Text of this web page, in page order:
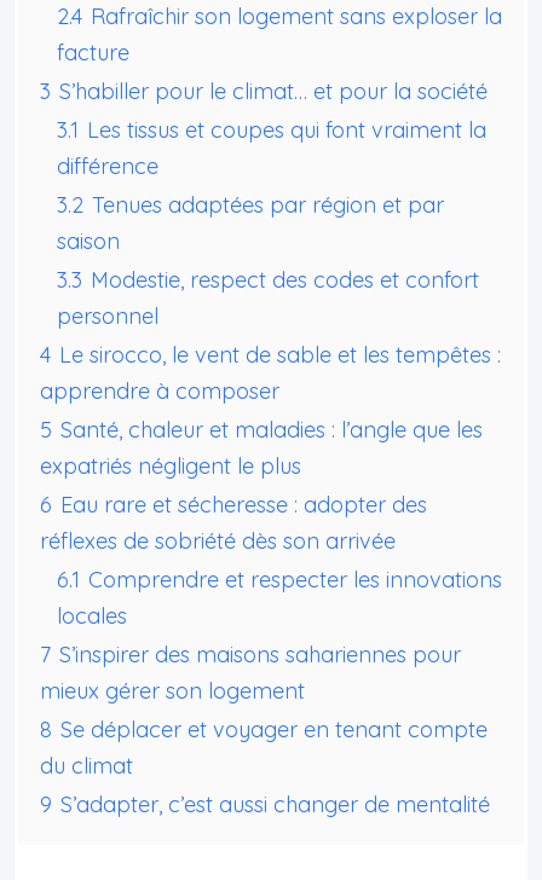
2.4 Rafraîchir son logement sans exploser la
facture
3 S’habiller pour le climat… et pour la société
3.1 Les tissus et coupes qui font vraiment la
différence
3.2 Tenues adaptées par région et par
saison
3.3 Modestie, respect des codes et confort
personnel
4 Le sirocco, le vent de sable et les tempêtes :
apprendre à composer
5 Santé, chaleur et maladies : l’angle que les
expatriés négligent le plus
6 Eau rare et sécheresse : adopter des
réflexes de sobriété dès son arrivée
6.1 Comprendre et respecter les innovations
locales
7 S’inspirer des maisons sahariennes pour
mieux gérer son logement
8 Se déplacer et voyager en tenant compte
du climat
9 S’adapter, c’est aussi changer de mentalité